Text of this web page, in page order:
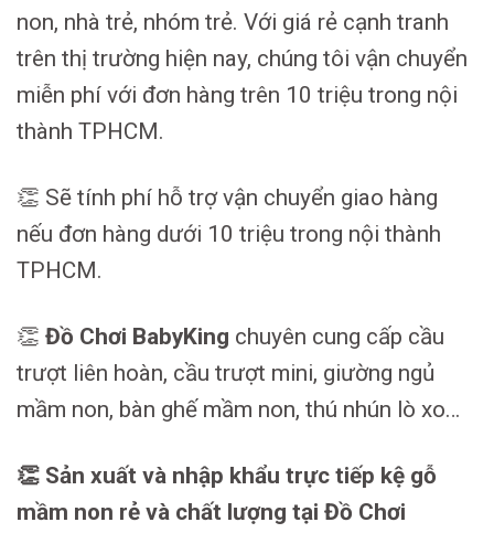
non, nhà trẻ, nhóm trẻ. Với giá rẻ cạnh tranh
trên thị trường hiện nay, chúng tôi vận chuyển
miễn phí với đơn hàng trên 10 triệu trong nội
thành TPHCM.
👏 Sẽ tính phí hỗ trợ vận chuyển giao hàng
nếu đơn hàng dưới 10 triệu trong nội thành
TPHCM.
👏 Đồ Chơi BabyKing chuyên cung cấp cầu
trượt liên hoàn, cầu trượt mini, giường ngủ
mầm non, bàn ghế mầm non, thú nhún lò xo…
👏 Sản xuất và nhập khẩu trực tiếp kệ gỗ
mầm non rẻ và chất lượng tại Đồ Chơi